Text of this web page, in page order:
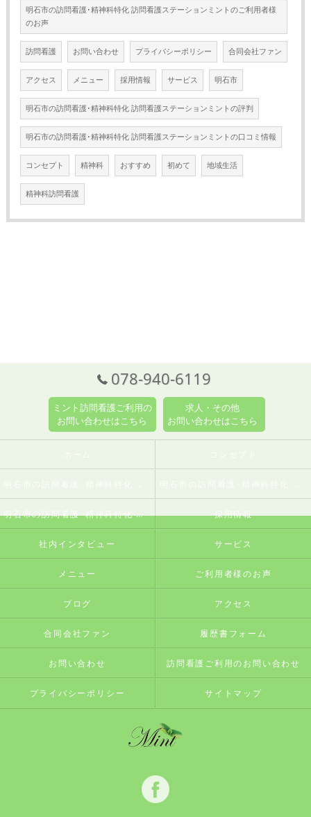
明石市の訪問看護･精神科特化 訪問看護ステーションミントのご利用者様
のお声
訪問看護 お問い合わせ プライバシーポリシー 合同会社ファン
アクセス メニュー 採用情報 サービス 明石市
明石市の訪問看護･精神科特化 訪問看護ステーションミントの評判
明石市の訪問看護･精神科特化 訪問看護ステーションミントの口コミ情報
コンセプト 精神科 おすすめ 初めて 地域生活
精神科訪問看護
078-940-6119
ミント訪問看護ご利用の
お問い合わせはこちら
求人・その他
お問い合わせはこちら
明石市の訪問看護･精神科特化 訪問看護ステーションミントのお客様の声 採用情報
社内インタビュー サービス
メニュー ご利用者様のお声
ブログ アクセス
合同会社ファン 履歴書フォーム
お問い合わせ 訪問看護ご利用のお問い合わせ
プライバシーポリシー サイトマップ